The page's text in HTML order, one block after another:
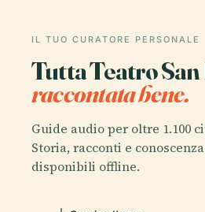
IL TUO CURATORE PERSONALE
Tutta Teatro
raccontata bene.
Guide audio per oltre 1.100
Storia, racconti e
disponibili offline.